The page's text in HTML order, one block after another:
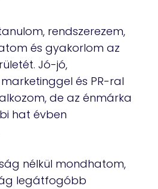
rendszerezem,
és gyakorlom az
Jó-jó,
és PR-ral
de az énmárka
hat évben
nélkül mondhatom,
legátfogóbb